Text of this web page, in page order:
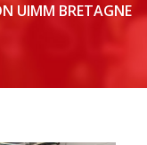
UIMM BRETAGNE